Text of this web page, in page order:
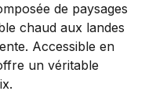
de paysages
chaud aux landes
Accessible en
un véritable